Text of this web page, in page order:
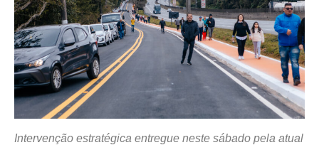
Intervenção estratégica entregue neste sábado pela atual